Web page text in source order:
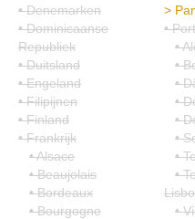
• Denemarken
• Dominicaanse
Republiek
• Duitsland
• Engeland
• Filipijnen
• Finland
• Frankrijk
• Alsace
• Beaujolais
• Bordeaux
• Bourgogne
>
•
•
•
•
•
•
•
•
•
•